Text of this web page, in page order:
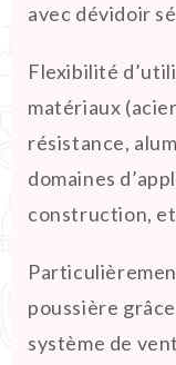
avec dévidoir
Flexibilité
matériaux
résistance,
domaines
construction,
poussière
système de